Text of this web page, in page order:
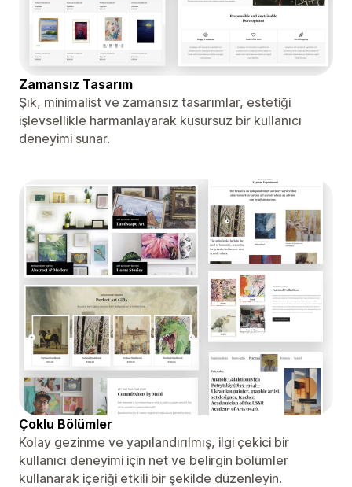
Zamansız Tasarım
Şık, minimalist ve zamansız tasarımlar, estetiği
işlevsellikle harmanlayarak kusursuz bir kullanıcı
deneyimi sunar.
Çoklu Bölümler
Kolay gezinme ve yapılandırılmış, ilgi çekici bir
kullanıcı deneyimi için net ve belirgin bölümler
kullanarak içeriği etkili bir şekilde düzenleyin.